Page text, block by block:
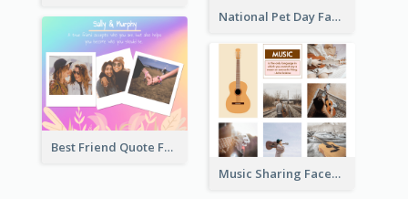
National Pet Day Facebook Post
Best Friend Quote Facebook Post
Music Sharing Facebook Post